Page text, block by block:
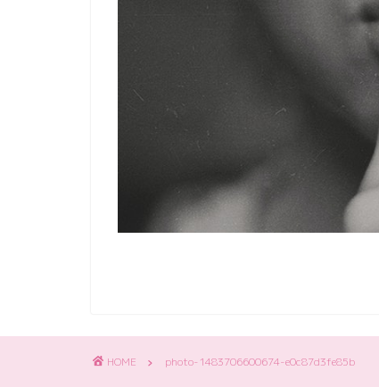
HOME photo-1483706600674-e0c87d3fe85b